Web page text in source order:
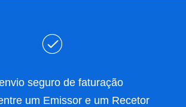
seguro de faturação
um Emissor e um Recetor